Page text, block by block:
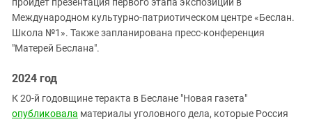
пройдет презентация первого этапа экспозиции в
Международном культурно-патриотическом центре «Беслан.
Школа №1». Также запланирована пресс-конференция
"Матерей Беслана".
2024 год
К 20-й годовщине теракта в Беслане "Новая газета"
опубликовала материалы уголовного дела, которые Россия